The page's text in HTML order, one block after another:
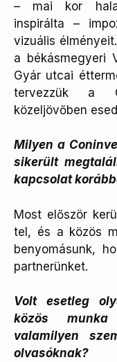
– mai kor
inspirálta –
vizuális
a békásmegyeri
Gyár utcai
tervezzük a
közeljövőben
Milyen a
sikerült
kapcsolat
Most először
tel, és a közös
benyomásunk,
partnerünket.
Volt esetleg
közös
valamilyen
olvasóknak?